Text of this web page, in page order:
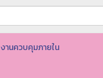
งานควบคุมภายใน